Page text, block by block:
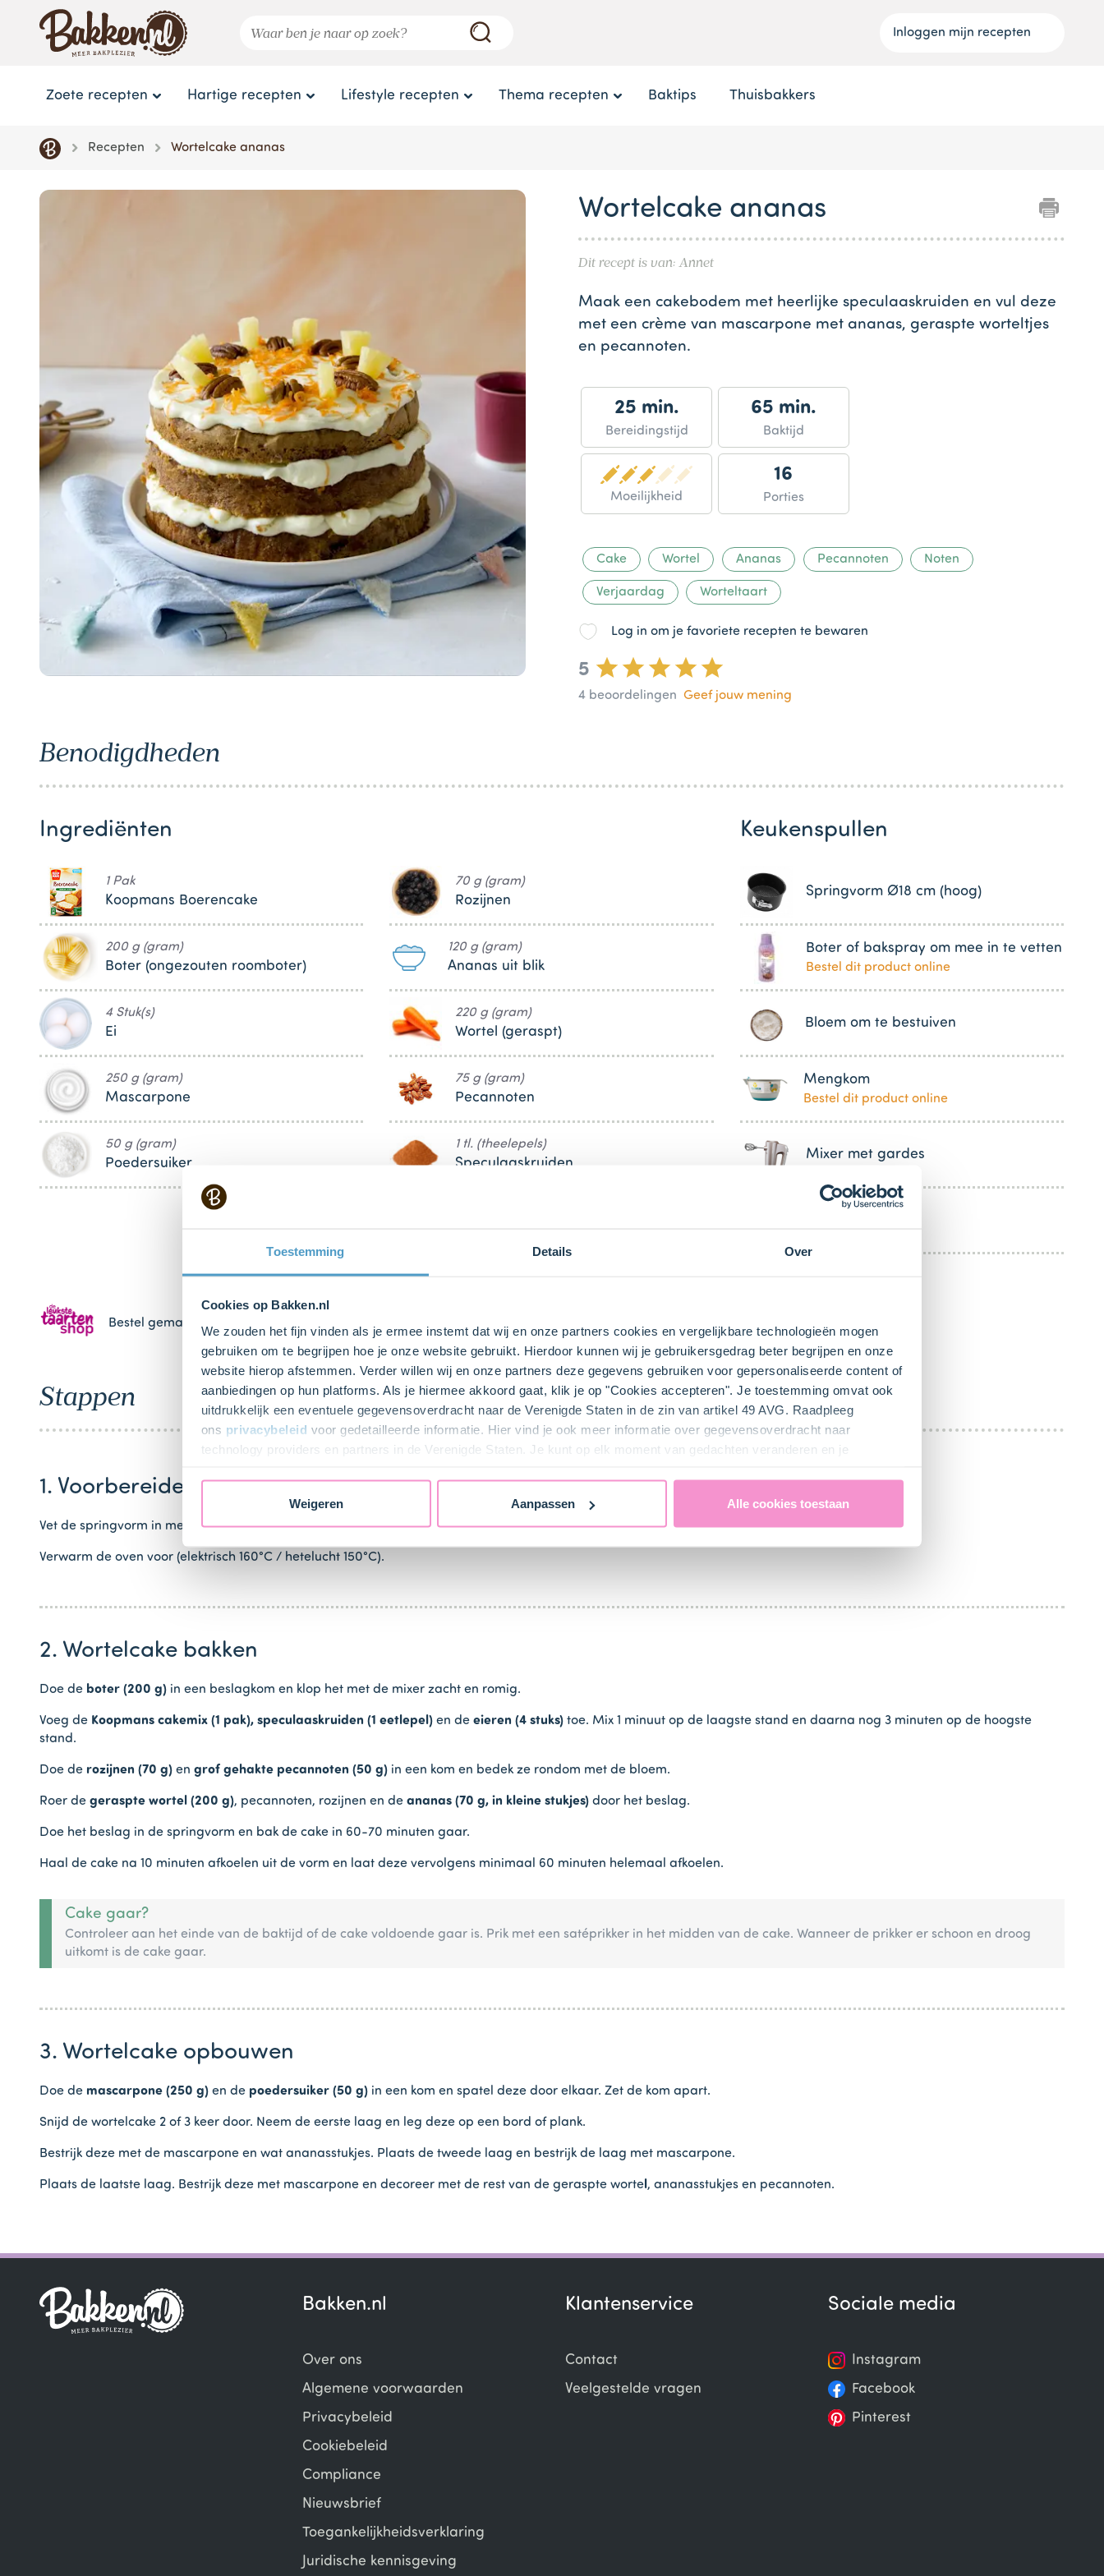
Toestemming Details Over
Cookies op Bakken.nl
We zouden het fijn vinden als je ermee instemt dat wij en onze partners cookies en vergelijkbare technologieën mogen
gebruiken om te begrijpen hoe je onze website gebruikt. Hierdoor kunnen wij je gebruikersgedrag beter begrijpen en onze
website hierop afstemmen. Verder willen wij en onze partners deze gegevens gebruiken voor gepersonaliseerde content of
aanbiedingen op hun platforms. Als je hiermee akkoord gaat, klik je op "Cookies accepteren". Je toestemming omvat ook
uitdrukkelijk een eventuele gegevensoverdracht naar de Verenigde Staten in de zin van artikel 49 AVG. Raadpleeg
ons privacybeleid voor gedetailleerde informatie. Hier vind je ook meer informatie over gegevensoverdracht naar
technology providers en partners in de Verenigde Staten. Je kunt op elk moment van gedachten veranderen en je
Weigeren Aanpassen Alle cookies toestaan
Inloggen mijn recepten
Zoete recepten Hartige recepten Lifestyle recepten Thema recepten Baktips Thuisbakkers
Recepten Wortelcake ananas
Wortelcake ananas
Dit recept is van: Annet
1
Maak een cakebodem met heerlijke speculaaskruiden en vul deze
met een crème van mascarpone met ananas, geraspte worteltjes
en pecannoten.
25 min.
Bereidingstijd
65 min.
Baktijd
Moeilijkheid
16
Porties
Cake Wortel Ananas Pecannoten Noten
Verjaardag Worteltaart
Log in om je favoriete recepten te bewaren
5
4 beoordelingen Geef jouw mening
Benodigdheden
Ingrediënten
1 Pak
Koopmans Boerencake
200 g (gram)
Boter (ongezouten roomboter)
4 Stuk(s)
Ei
250 g (gram)
Mascarpone
50 g (gram)
Poedersuiker
70 g (gram)
Rozijnen
120 g (gram)
Ananas uit blik
220 g (gram)
Wortel (geraspt)
75 g (gram)
Pecannoten
1 tl. (theelepels)
Speculaaskruiden
Keukenspullen
Springvorm Ø18 cm (hoog)
Boter of bakspray om mee in te vetten
Bestel dit product online
Bloem om te bestuiven
Mengkom
Bestel dit product online
Mixer met gardes
Bestel gemakkelijk en snel je bakproducten bij ons zusje
Stappen
1. Voorbereiden
Vet de springvorm in met bakspray of boter en bestuif met een laagje bloem. Zorg dat alle ingrediënten goed op kamertemperatuur zijn.
Verwarm de oven voor (elektrisch 160°C / hetelucht 150°C).
2. Wortelcake bakken
Doe de boter (200 g) in een beslagkom en klop het met de mixer zacht en romig.
Voeg de Koopmans cakemix (1 pak), speculaaskruiden (1 eetlepel) en de eieren (4 stuks) toe. Mix 1 minuut op de laagste stand en daarna nog 3 minuten op de hoogste
stand.
Doe de rozijnen (70 g) en grof gehakte pecannoten (50 g) in een kom en bedek ze rondom met de bloem.
Roer de geraspte wortel (200 g), pecannoten, rozijnen en de ananas (70 g, in kleine stukjes) door het beslag.
Doe het beslag in de springvorm en bak de cake in 60-70 minuten gaar.
Haal de cake na 10 minuten afkoelen uit de vorm en laat deze vervolgens minimaal 60 minuten helemaal afkoelen.
Cake gaar?
Controleer aan het einde van de baktijd of de cake voldoende gaar is. Prik met een satéprikker in het midden van de cake. Wanneer de prikker er schoon en droog
uitkomt is de cake gaar.
3. Wortelcake opbouwen
Doe de mascarpone (250 g) en de poedersuiker (50 g) in een kom en spatel deze door elkaar. Zet de kom apart.
Snijd de wortelcake 2 of 3 keer door. Neem de eerste laag en leg deze op een bord of plank.
Bestrijk deze met de mascarpone en wat ananasstukjes. Plaats de tweede laag en bestrijk de laag met mascarpone.
Plaats de laatste laag. Bestrijk deze met mascarpone en decoreer met de rest van de geraspte wortel, ananasstukjes en pecannoten.
Bakken.nl
Over ons
Algemene voorwaarden
Privacybeleid
Cookiebeleid
Compliance
Nieuwsbrief
Toegankelijkheidsverklaring
Juridische kennisgeving
Klantenservice
Contact
Veelgestelde vragen
Sociale media
Instagram
Facebook
Pinterest